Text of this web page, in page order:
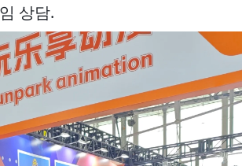
상담.